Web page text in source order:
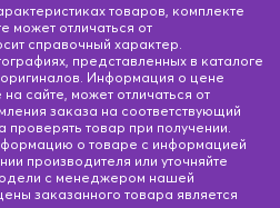
товаров, комплекте
может отличаться от
справочный характер.
представленных в каталоге
оригиналов. Информация о цене
сайте, может отличаться от
заказа на соответствующий
товар при получении.
о товаре с информацией
производителя или уточняйте
с менеджером нашей
заказанного товара является